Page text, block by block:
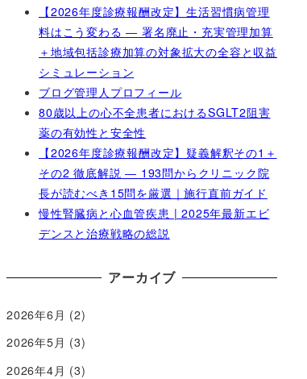
【2026年度診療報酬改定】生活習慣病管理
料はこう変わる ― 署名廃止・充実管理加算
＋地域包括診療加算の対象拡大の全容と収益
シミュレーション
ブログ管理人プロフィール
80歳以上の心不全患者におけるSGLT2阻害
薬の有効性と安全性
【2026年度診療報酬改定】疑義解釈その1＋
その2 徹底解説 ― 193問からクリニック院
長が読むべき15問を厳選｜施行直前ガイド
慢性腎臓病と心血管疾患 | 2025年最新エビ
デンスと治療戦略の総説
アーカイブ
2026年6月 (2)
2026年5月 (3)
2026年4月 (3)